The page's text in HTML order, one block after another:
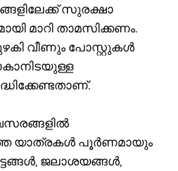
സുരക്ഷാ
മാറി താമസിക്കണം.
വീണും പോസ്റ്റുകൾ
യാത്രകൾ പൂർണമായും
ജലാശയങ്ങൾ,